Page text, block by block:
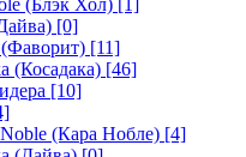
(Блэк Хол) [1]
[0]
[11]
(Косадака) [46]
[10]
(Кара Нобле) [4]